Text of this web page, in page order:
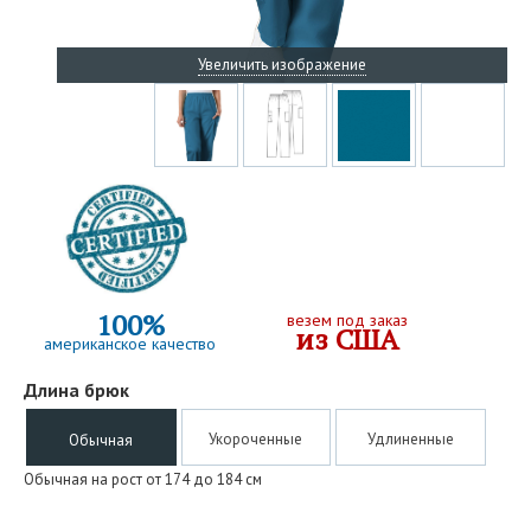
Увеличить изображение
100%
американское качество
везем под заказ
из США
Длина брюк
Обычная Укороченные
Удлиненные
Обычная на рост от 174 до 184 см